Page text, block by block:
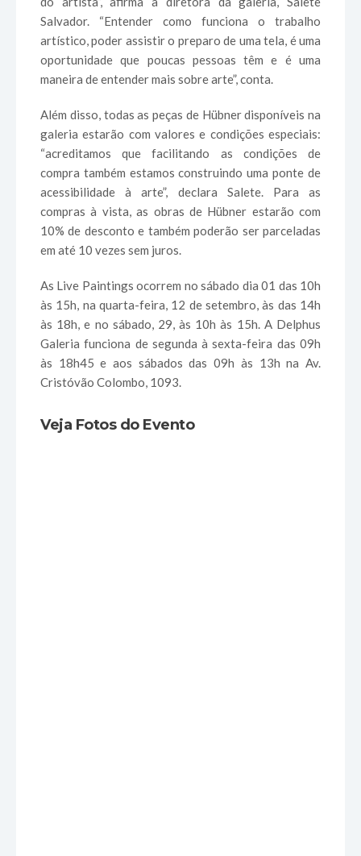
Salvador. “Entender como funciona o trabalho
artístico, poder assistir o preparo de uma tela, é uma
oportunidade que poucas pessoas têm e é uma
maneira de entender mais sobre arte”, conta.
Além disso, todas as peças de Hübner disponíveis na
galeria estarão com valores e condições especiais:
“acreditamos que facilitando as condições de
compra também estamos construindo uma ponte de
acessibilidade à arte”, declara Salete. Para as
compras à vista, as obras de Hübner estarão com
10% de desconto e também poderão ser parceladas
em até 10 vezes sem juros.
As Live Paintings ocorrem no sábado dia 01 das 10h
às 15h, na quarta-feira, 12 de setembro, às das 14h
às 18h, e no sábado, 29, às 10h às 15h. A Delphus
Galeria funciona de segunda à sexta-feira das 09h
às 18h45 e aos sábados das 09h às 13h na Av.
Cristóvão Colombo, 1093.
Veja Fotos do Evento